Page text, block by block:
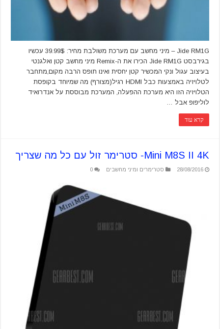
Jide RM1G – מיני מחשב עם מערכת משולבת מחיר: 39.99$ עכשיו
בגירבסט Jide RM1G הכירו את ה-Remix מיני מחשב קטן ואלגנטי
בעיצוב עגול ונקי המכשיר קטן יחסית ואינו תופס הרבה מקום,מתחבר
לטלויזיה באמצעות כבל HDMI רגיל(מצורף) מה שמיוחד בקופסת
הטלויזיה הזו היא מערכת ההפעלה, המערכת מבוססת על אנדרואיד
לוליפופ אבל …
קרא עוד
Mini M8S II 4K- סטרימר זול עם כל מה שצריך
28/08/2016 סטרימרים ומיני מחשבים 0